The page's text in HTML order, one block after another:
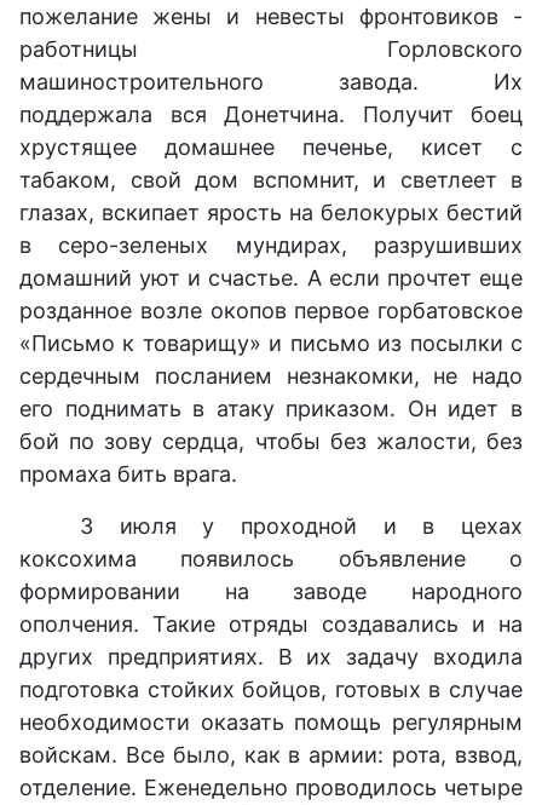
пожелание жены и невесты фронтовиков -
работницы Горловского
машиностроительного завода. Их
поддержала вся Донетчина. Получит боец
хрустящее домашнее печенье, кисет с
табаком, свой дом вспомнит, и светлеет в
глазах, вскипает ярость на белокурых бестий
в серо-зеленых мундирах, разрушивших
домашний уют и счастье. А если прочтет еще
розданное возле окопов первое горбатовское
«Письмо к товарищу» и письмо из посылки с
сердечным посланием незнакомки, не надо
его поднимать в атаку приказом. Он идет в
бой по зову сердца, чтобы без жалости, без
промаха бить врага.
3 июля у проходной и в цехах
коксохима появилось объявление о
формировании на заводе народного
ополчения. Такие отряды создавались и на
других предприятиях. В их задачу входила
подготовка стойких бойцов, готовых в случае
необходимости оказать помощь регулярным
войскам. Все было, как в армии: рота, взвод,
отделение. Еженедельно проводилось четыре